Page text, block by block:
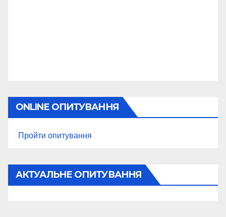
ONLINE ОПИТУВАННЯ
Пройти опитування
АКТУАЛЬНЕ ОПИТУВАННЯ